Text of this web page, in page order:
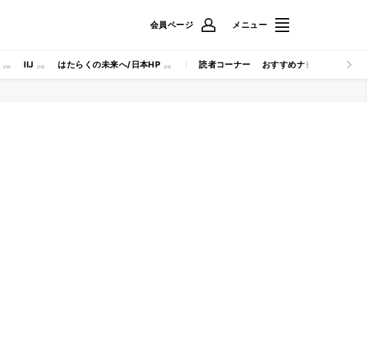
会員ページ メニュー
IIJ はたらくの未来へ/日本HP 読者コーナー おすすめナビ マイナビ